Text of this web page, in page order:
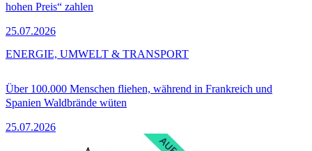
hohen Preis“ zahlen
25.07.2026
Über 100.000 Menschen fliehen, während in Frankreich und
Spanien Waldbrände wüten
25.07.2026
ENERGIE, UMWELT & TRANSPORT